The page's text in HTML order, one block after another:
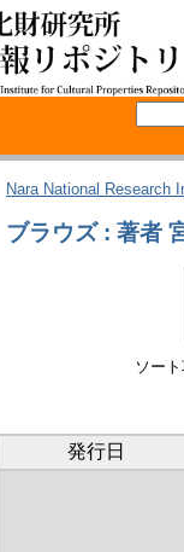
Nara National Research
ブラウズ : 著者
ソー
発行日